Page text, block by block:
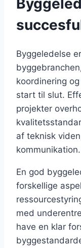
Byggeledelse
koordinering
start til slut.
projekter
af teknisk
kommunikation.
En god
forskellige
med
have en klar